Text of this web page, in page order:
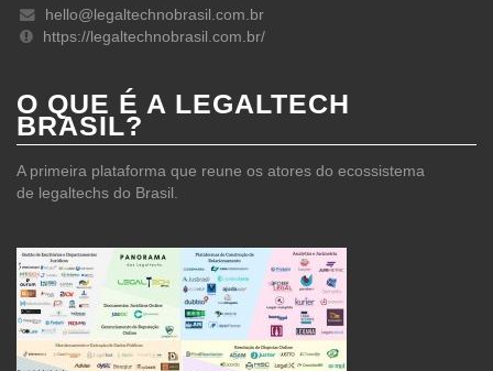
hello@legaltechnobrasil.com.br
https://legaltechnobrasil.com.br/
O QUE É A LEGALTECH
BRASIL?
A primeira plataforma que reune os atores do ecossistema
de legaltechs do Brasil.